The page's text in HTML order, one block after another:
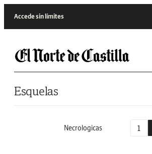
Accede sin límites
Esquelas
Necrologicas 1